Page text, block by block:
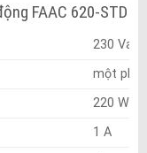
FAAC 620-STD
230 Vac
một pha,
220 W
1 A